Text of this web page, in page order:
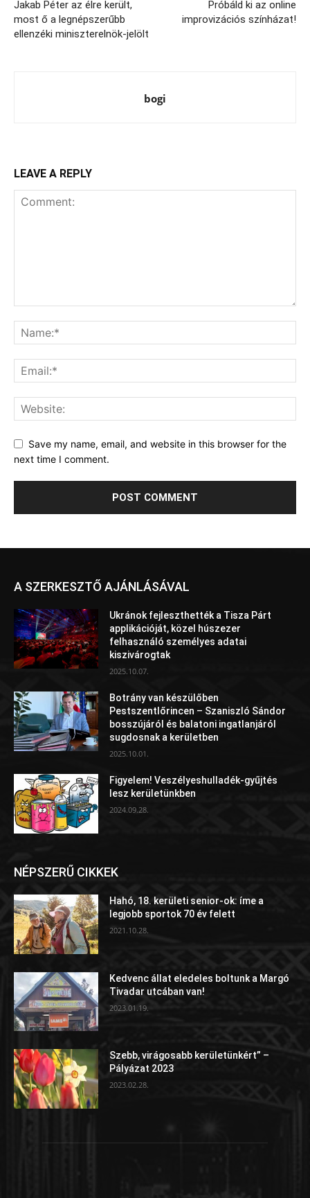
Jakab Péter az élre került,
most ő a legnépszerűbb
ellenzéki miniszterelnök-jelölt
Próbáld ki az online
improvizációs színházat!
bogi
LEAVE A REPLY
Save my name, email, and website in this browser for the
next time I comment.
A SZERKESZTŐ AJÁNLÁSÁVAL
Ukránok fejleszthették a Tisza Párt
applikációját, közel húszezer
felhasználó személyes adatai
kiszivárogtak
2025.10.07.
Botrány van készülőben
Pestszentlőrincen – Szaniszló Sándor
bosszújáról és balatoni ingatlanjáról
sugdosnak a kerületben
2025.10.01.
Figyelem! Veszélyeshulladék-gyűjtés
lesz kerületünkben
2024.09.28.
NÉPSZERŰ CIKKEK
Hahó, 18. kerületi senior-ok: íme a
legjobb sportok 70 év felett
2021.10.28.
Kedvenc állat eledeles boltunk a Margó
Tivadar utcában van!
2023.01.19.
Szebb, virágosabb kerületünkért” –
Pályázat 2023
2023.02.28.